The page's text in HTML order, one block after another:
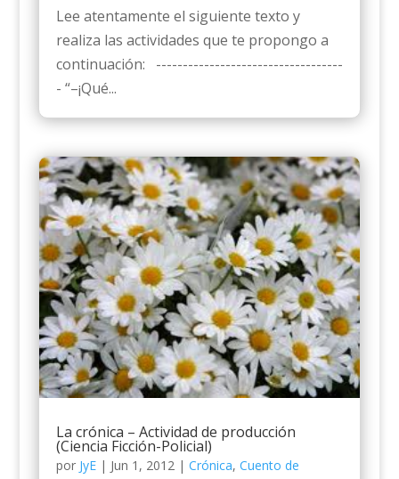
Lee atentamente el siguiente texto y
realiza las actividades que te propongo a
continuación: -----------------------------------
- “–¡Qué...
La crónica – Actividad de producción
(Ciencia Ficción-Policial)
por JyE| Jun 1, 2012| Crónica, Cuento de